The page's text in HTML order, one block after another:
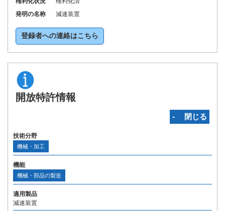
発明の名称
減速装置
登録者への連絡はこちら
開放特許情報
‐ 閉じる
技術分野
機械・加工
機能
機械・部品の製造
適用製品
減速装置